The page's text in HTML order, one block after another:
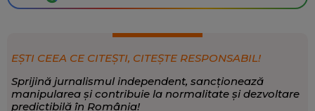
EȘTI CEEA CE CITEȘTI, CITEȘTE RESPONSABIL!
Sprijină jurnalismul independent, sancționează
manipularea și contribuie la normalitate și dezvoltare
predictibilă în România!